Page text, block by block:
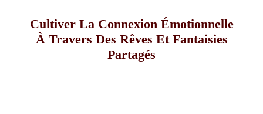
Cultiver La Connexion Émotionnelle
À Travers Des Rêves Et Fantaisies
Partagés